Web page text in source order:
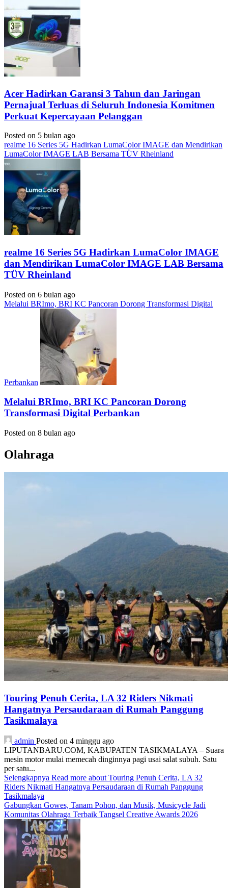
Acer Hadirkan Garansi 3 Tahun dan Jaringan
Pernajual Terluas di Seluruh Indonesia Komitmen
Perkuat Kepercayaan Pelanggan
Posted on 5 bulan ago
realme 16 Series 5G Hadirkan LumaColor IMAGE dan Mendirikan
LumaColor IMAGE LAB Bersama TÜV Rheinland
realme 16 Series 5G Hadirkan LumaColor IMAGE
dan Mendirikan LumaColor IMAGE LAB Bersama
TÜV Rheinland
Posted on 6 bulan ago
Melalui BRImo, BRI KC Pancoran Dorong Transformasi Digital
Perbankan
Melalui BRImo, BRI KC Pancoran Dorong
Transformasi Digital Perbankan
Posted on 8 bulan ago
Olahraga
Touring Penuh Cerita, LA 32 Riders Nikmati
Hangatnya Persaudaraan di Rumah Panggung
Tasikmalaya
admin Posted on 4 minggu ago
LIPUTANBARU.COM, KABUPATEN TASIKMALAYA – Suara
mesin motor mulai memecah dinginnya pagi usai salat subuh. Satu
per satu...
Selengkapnya Read more about Touring Penuh Cerita, LA 32
Riders Nikmati Hangatnya Persaudaraan di Rumah Panggung
Tasikmalaya
Gabungkan Gowes, Tanam Pohon, dan Musik, Musicycle Jadi
Komunitas Olahraga Terbaik Tangsel Creative Awards 2026